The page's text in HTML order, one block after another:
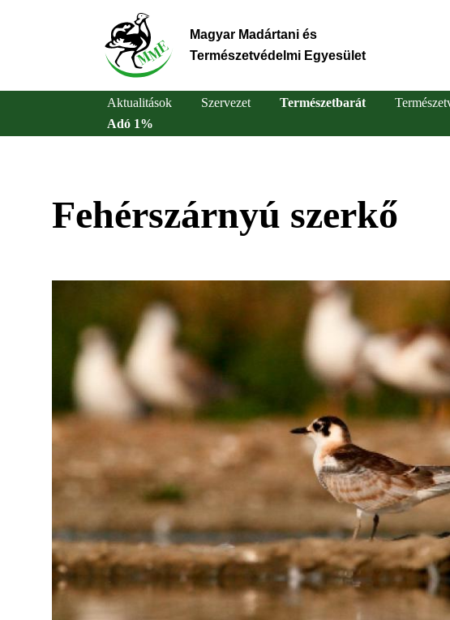
Magyar Madártani és
Természetvédelmi Egyesület
Main
Aktualitások Szervezet Természetbarát
Adó 1%
Fehérszárnyú szerkő